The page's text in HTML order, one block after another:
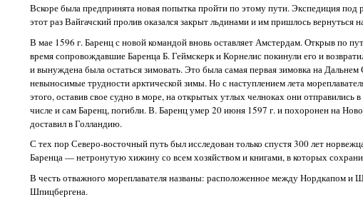
Вскоре была предпринята новая попытка пройти по этому пути. Экспедиция
этот раз Вайгачский пролив оказался закрыт льдинами и им пришлось вернуться
В мае 1596 г. Баренц с новой командой вновь оставляет Амстердам. Открыв по
время сопровождавшие Баренца Б. Геймскерк и Корнелис покинули его и
и вынуждена была остаться зимовать. Это была самая первая зимовка на
невыносимые трудности арктической зимы. Но с наступлением лета
этого, оставив свое судно в море, на открытых утлых челноках они
числе и сам Баренц, погибли. В. Баренц умер 20 июня 1597 г. и похоронен на
доставил в Голландию.
С тех пор Северо-восточный путь был исследован только спустя 300 лет
Баренца — нетронутую хижину со всем хозяйством и книгами, в которых
В честь отважного мореплавателя названы: расположенное между Нордкапом
Шпицбергена.